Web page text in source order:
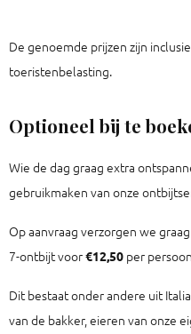
De genoemde prijzen zijn
toeristenbelasting.
Optioneel bij te
Wie de dag graag extra
gebruikmaken van onze
Op aanvraag verzorgen we
7-ontbijt voor€12,50 per
Dit bestaat onder andere uit
van de bakker, eieren van onze